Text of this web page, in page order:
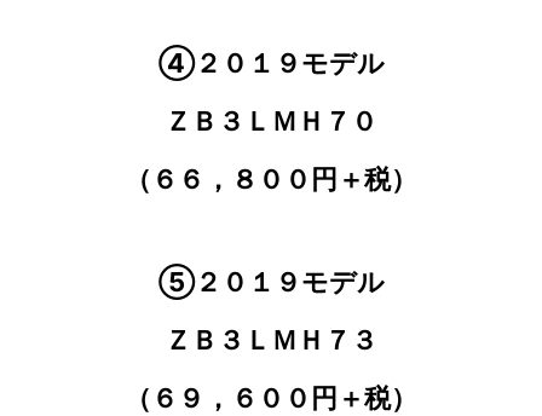
④２０１９モデル
ＺＢ３ＬＭＨ７０
（６６，８００円＋税）
⑤２０１９モデル
ＺＢ３ＬＭＨ７３
（６９，６００円＋税）